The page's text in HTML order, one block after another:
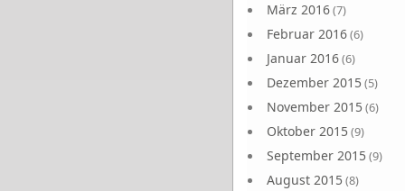
März 2016(7)
Februar 2016(6)
Januar 2016(6)
Dezember 2015(5)
November 2015(6)
Oktober 2015(9)
September 2015(9)
August 2015(8)